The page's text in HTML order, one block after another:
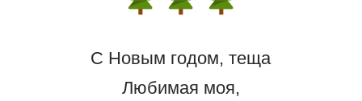
С Новым годом, теща
Любимая моя,